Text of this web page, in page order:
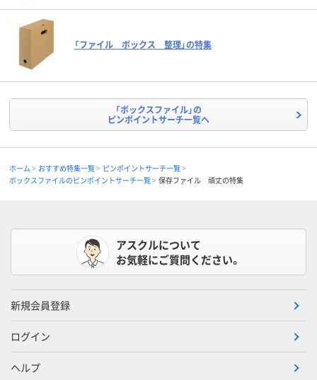
「ファイル ボックス 整理」の特集
「ボックスファイル」の
ピンポイントサーチ一覧へ
ホーム おすすめ特集一覧
ピンポイントサーチ一覧
ボックスファイルのピンポイントサーチ一覧
保存ファイル 頑丈の特集
アスクルについて
お気軽にご質問ください。
新規会員登録
ログイン
ヘルプ